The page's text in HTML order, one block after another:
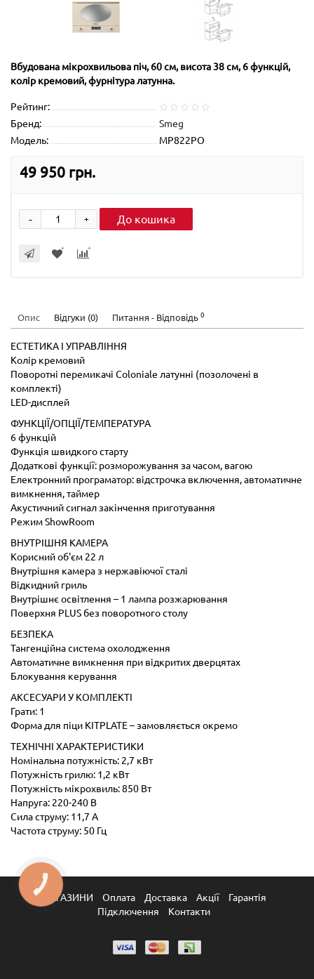
Вбудована мікрохвильова піч, 60 см, висота 38 см, 6 функцій,
колір кремовий, фурнітура латунна.
Рейтинг:
Бренд:
Smeg
Модель:
MP822PO
49 950 грн.
+
- До кошика
Опис Відгуки (0) Питання - Відповідь 0
ЕСТЕТИКА І УПРАВЛІННЯ
Колір кремовий
Поворотні перемикачі Coloniale латунні (позолочені в
комплекті)
LED-дисплей
ФУНКЦІЇ/ОПЦІЇ/ТЕМПЕРАТУРА
6 функцій
Функція швидкого старту
Додаткові функції: розморожування за часом, вагою
Електронний програматор: відстрочка включення, автоматичне
вимкнення, таймер
Акустичний сигнал закінчення приготування
Режим ShowRoom
ВНУТРІШНЯ КАМЕРА
Корисний об'єм 22 л
Внутрішня камера з нержавіючої сталі
Відкидний гриль
Внутрішнє освітлення – 1 лампа розжарювання
Поверхня PLUS без поворотного столу
БЕЗПЕКА
Тангенційна система охолодження
Автоматичне вимкнення при відкритих дверцятах
Блокування керування
АКСЕСУАРИ У КОМПЛЕКТІ
Грати: 1
Форма для піци KITPLATE – замовляється окремо
ТЕХНІЧНІ ХАРАКТЕРИСТИКИ
Номінальна потужність: 2,7 кВт
Потужність грилю: 1,2 кВт
Потужність мікрохвиль: 850 Вт
Напруга: 220-240 В
Сила струму: 11,7 А
Частота струму: 50 Гц
МАГАЗИНИ Оплата Доставка Акції
Гарантія
Підключення
Контакти
КНОПКА
ЗВ'ЯЗКУ